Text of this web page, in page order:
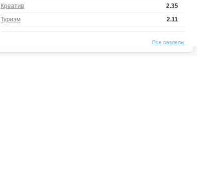
2.35
Креатив
2.11
Туризм
Все разделы